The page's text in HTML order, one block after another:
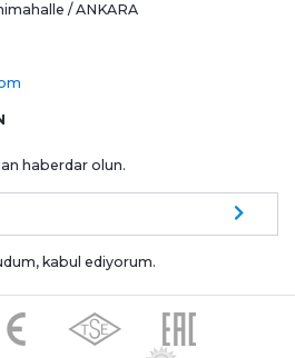
/ ANKARA
haberdar olun.
kabul ediyorum.